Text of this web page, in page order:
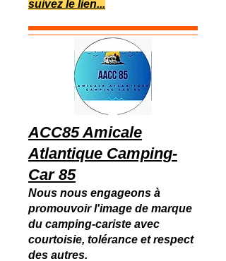
suivez le lien...
ACC85 Amicale
Atlantique Camping-
Car 85
Nous nous engageons à
promouvoir l'image de marque
du camping-cariste avec
courtoisie, tolérance et respect
des autres.